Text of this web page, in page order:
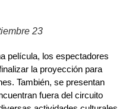
23
película, los espectadores
la proyección para
También, se presentan
fuera del circuito